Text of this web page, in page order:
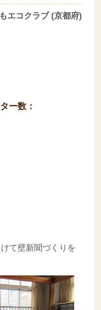
エコクラブ (京都府)
ー数：
て壁新聞づくりを